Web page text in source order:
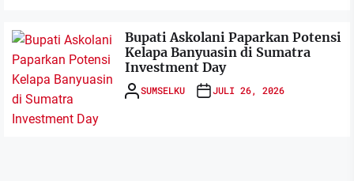
Bupati Askolani Paparkan Potensi
Kelapa Banyuasin di Sumatra
Investment Day
SUMSELKU JULI 26, 2026